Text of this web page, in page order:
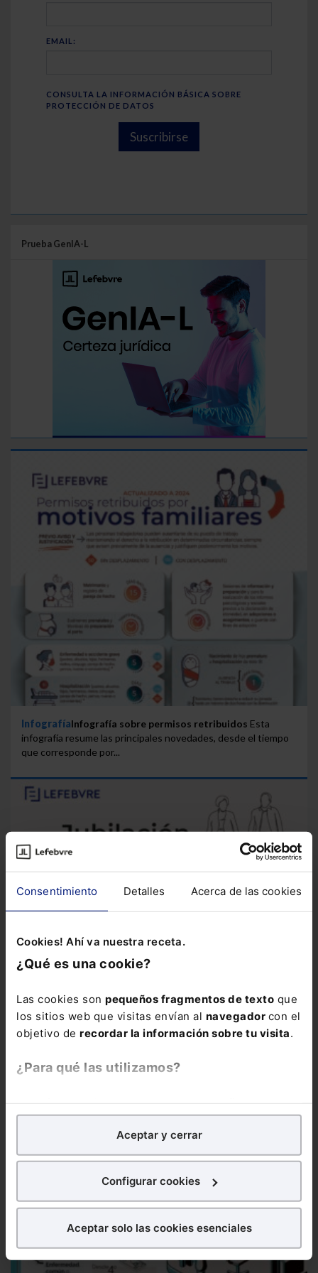
Consentimiento Detalles Acerca de las cookies
Cookies! Ahí va nuestra receta.
¿Qué es una cookie?
Las cookies son pequeños fragmentos de texto que
los sitios web que visitas envían al navegador con el
objetivo de recordar la información sobre tu visita.
¿Para qué las utilizamos?
analíticospara tratar demejorar tu experienciaen
nuestra página web. También con fines publicitarios,
para poder mostrarte publicidad y contenidos de tu
¿Qué puedes hacer?
en la web sea óptima
Aceptar y cerrar
Configurar cookies
Aceptar solo las cookies esenciales
EMAIL:
CONSULTA LA INFORMACIÓN BÁSICA SOBRE
PROTECCIÓN DE DATOS
Suscribirse
Prueba GenIA-L
InfografíaInfografía sobre permisos retribuidos Esta
infografía resume las principales novedades, desde el tiempo
que corresponde por...
poder acceder a la jubilación anticipada han cambiado. A...